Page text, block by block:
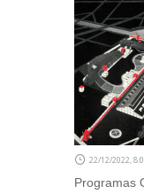
22/12/2022,
Programas